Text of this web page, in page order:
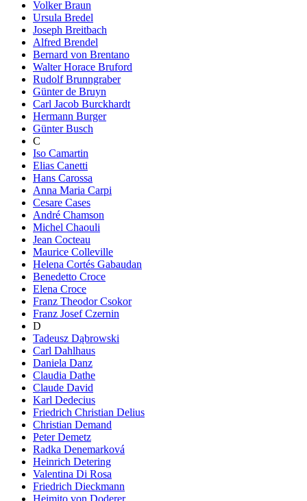
Volker Braun
Ursula Bredel
Joseph Breitbach
Alfred Brendel
Bernard von Brentano
Walter Horace Bruford
Rudolf Brunngraber
Günter de Bruyn
Carl Jacob Burckhardt
Hermann Burger
Günter Busch
C
Iso Camartin
Elias Canetti
Hans Carossa
Anna Maria Carpi
Cesare Cases
André Chamson
Michel Chaouli
Jean Cocteau
Maurice Colleville
Helena Cortés Gabaudan
Benedetto Croce
Elena Croce
Franz Theodor Csokor
Franz Josef Czernin
D
Tadeusz Dąbrowski
Carl Dahlhaus
Daniela Danz
Claudia Dathe
Claude David
Karl Dedecius
Friedrich Christian Delius
Christian Demand
Peter Demetz
Radka Denemarková
Heinrich Detering
Valentina Di Rosa
Friedrich Dieckmann
Heimito von Doderer